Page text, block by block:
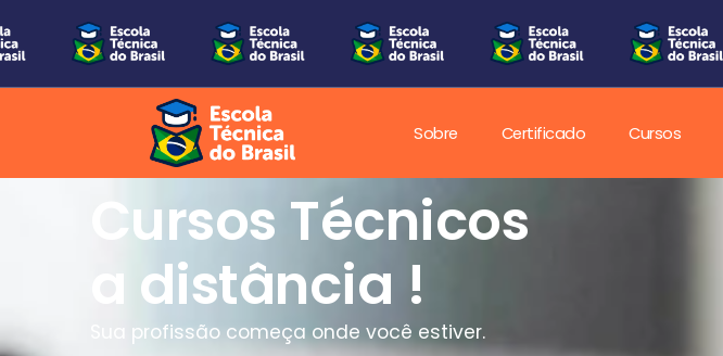
Sobre Certificado Cursos
Cursos Técnicos
a distância !
Sua profissão começa onde você estiver.